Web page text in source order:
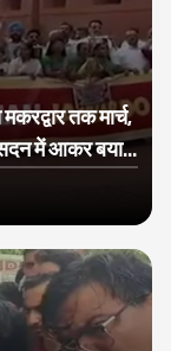
तक मार्च,
सदन में आकर बयान